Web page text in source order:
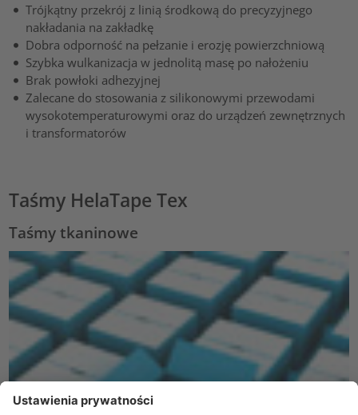
Trójkątny przekrój z linią środkową do precyzyjnego
nakładania na zakładkę
Dobra odporność na pełzanie i erozję powierzchniową
Szybka wulkanizacja w jednolitą masę po nałożeniu
Brak powłoki adhezyjnej
Zalecane do stosowania z silikonowymi przewodami
wysokotemperaturowymi oraz do urządzeń zewnętrznych
i transformatorów
Taśmy HelaTape Tex
Taśmy tkaninowe